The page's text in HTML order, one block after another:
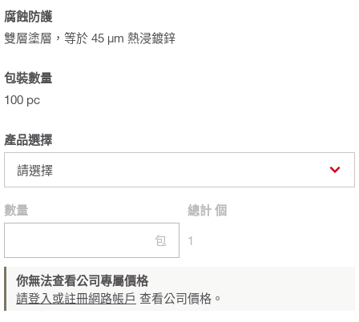
腐蝕防護
雙層塗層，等於 45 µm 熱浸鍍鋅
包裝數量
100 pc
產品選擇
請選擇
數量
包
總計 個
1
你無法查看公司專屬價格
請登入或註冊網路帳戶 查看公司價格。